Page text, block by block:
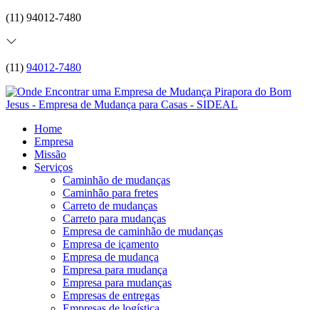
(11) 94012-7480
(11) 94012-7480
Home
Empresa
Missão
Serviços
Caminhão de mudanças
Caminhão para fretes
Carreto de mudanças
Carreto para mudanças
Empresa de caminhão de mudanças
Empresa de içamento
Empresa de mudança
Empresa para mudança
Empresa para mudanças
Empresas de entregas